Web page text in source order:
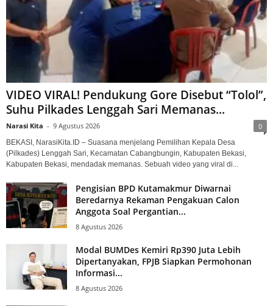
VIDEO VIRAL! Pendukung Gore Disebut “Tolol”,
Suhu Pilkades Lenggah Sari Memanas...
Narasi Kita - 9 Agustus 2026 0
BEKASI, NarasiKita.ID – Suasana menjelang Pemilihan Kepala Desa
(Pilkades) Lenggah Sari, Kecamatan Cabangbungin, Kabupaten Bekasi,
Kabupaten Bekasi, mendadak memanas. Sebuah video yang viral di...
Pengisian BPD Kutamakmur Diwarnai
Beredarnya Rekaman Pengakuan Calon
Anggota Soal Pergantian...
8 Agustus 2026
Modal BUMDes Kemiri Rp390 Juta Lebih
Dipertanyakan, FPJB Siapkan Permohonan
Informasi...
8 Agustus 2026